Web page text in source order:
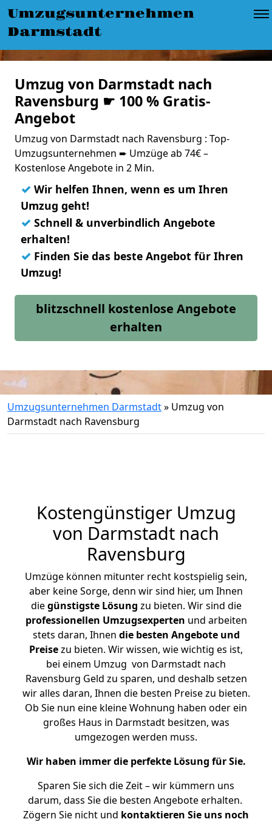
Umzugsunternehmen
Darmstadt
Umzug von Darmstadt nach
Ravensburg ☛ 100 % Gratis-
Angebot
Umzug von Darmstadt nach Ravensburg : Top-
Umzugsunternehmen ➨ Umzüge ab 74€ –
Kostenlose Angebote in 2 Min.
✓ Wir helfen Ihnen, wenn es um Ihren
Umzug geht!
✓ Schnell & unverbindlich Angebote
erhalten!
✓ Finden Sie das beste Angebot für Ihren
Umzug!
blitzschnell kostenlose Angebote
erhalten
Umzugsunternehmen Darmstadt» Umzug von
Darmstadt nach Ravensburg
Kostengünstiger Umzug
von Darmstadt nach
Ravensburg
Umzüge können mitunter recht kostspielig sein,
aber keine Sorge, denn wir sind hier, um Ihnen
diegünstigste Lösung zu bieten. Wir sind die
professionellen Umzugsexperten und arbeiten
stets daran, Ihnen die besten Angebote und
Preisezu bieten. Wir wissen, wie wichtig es ist,
bei einem Umzug von Darmstadt nach
Ravensburg Geld zu sparen, und deshalb setzen
wir alles daran, Ihnen die besten Preise zu bieten.
Ob Sie nun eine kleine Wohnung haben oder ein
großes Haus in Darmstadt besitzen, was
umgezogen werden muss.
Wir haben immer die perfekte Lösung für Sie.
Sparen Sie sich die Zeit – wir kümmern uns
darum, dass Sie die besten Angebote erhalten.
Zögern Sie nicht und kontaktieren Sie uns noch